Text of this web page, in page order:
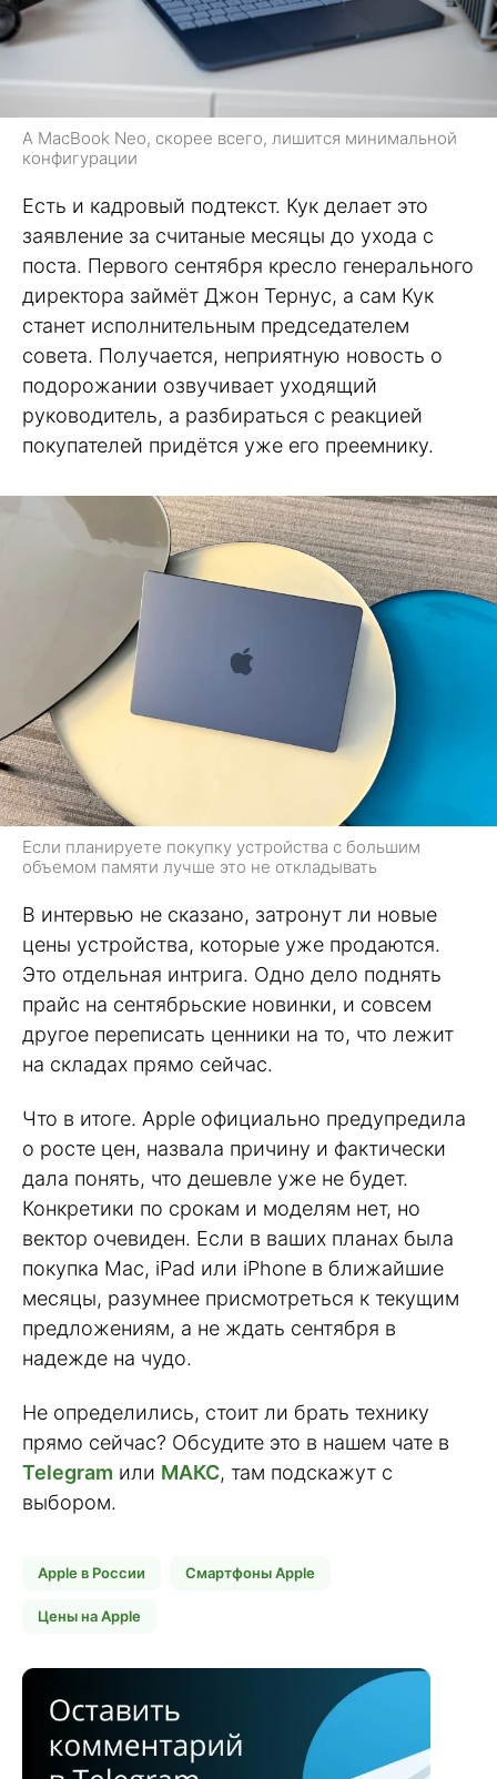
А MacBook Neo, скорее всего, лишится минимальной
конфигурации
Есть и кадровый подтекст. Кук делает это
заявление за считаные месяцы до ухода с
поста. Первого сентября кресло генерального
директора займёт Джон Тернус, а сам Кук
станет исполнительным председателем
совета. Получается, неприятную новость о
подорожании озвучивает уходящий
руководитель, а разбираться с реакцией
покупателей придётся уже его преемнику.
Если планируете покупку устройства с большим
объемом памяти лучше это не откладывать
В интервью не сказано, затронут ли новые
цены устройства, которые уже продаются.
Это отдельная интрига. Одно дело поднять
прайс на сентябрьские новинки, и совсем
другое переписать ценники на то, что лежит
на складах прямо сейчас.
Что в итоге. Apple официально предупредила
о росте цен, назвала причину и фактически
дала понять, что дешевле уже не будет.
Конкретики по срокам и моделям нет, но
вектор очевиден. Если в ваших планах была
покупка Mac, iPad или iPhone в ближайшие
месяцы, разумнее присмотреться к текущим
предложениям, а не ждать сентября в
надежде на чудо.
Не определились, стоит ли брать технику
прямо сейчас? Обсудите это в нашем чате в
Telegram или МАКС, там подскажут с
выбором.
Apple в России Смартфоны Apple
Цены на Apple